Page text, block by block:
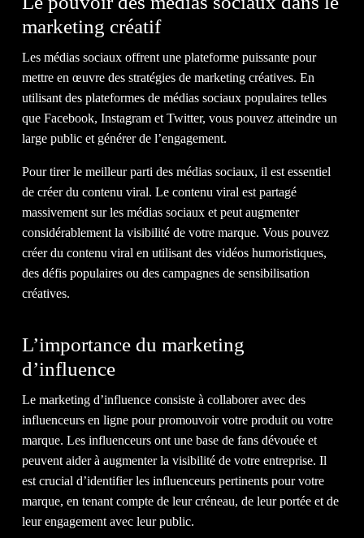
IL EST TEMPS D'OBTENIR LE
RETOURSUR INVESTISSEMENT
QUE VOUSMÉRITEZ.
marketing créatif
Les médias sociaux offrent une plateforme puissante pour
mettre en œuvre des stratégies de marketing créatives. En
utilisant des plateformes de médias sociaux populaires telles
que Facebook, Instagram et Twitter, vous pouvez atteindre un
large public et générer de l’engagement.
Pour tirer le meilleur parti des médias sociaux, il est essentiel
de créer du contenu viral. Le contenu viral est partagé
massivement sur les médias sociaux et peut augmenter
considérablement la visibilité de votre marque. Vous pouvez
créer du contenu viral en utilisant des vidéos humoristiques,
des défis populaires ou des campagnes de sensibilisation
créatives.
L’importance du marketing
d’influence
Le marketing d’influence consiste à collaborer avec des
influenceurs en ligne pour promouvoir votre produit ou votre
marque. Les influenceurs ont une base de fans dévouée et
peuvent aider à augmenter la visibilité de votre entreprise. Il
est crucial d’identifier les influenceurs pertinents pour votre
marque, en tenant compte de leur créneau, de leur portée et de
leur engagement avec leur public.